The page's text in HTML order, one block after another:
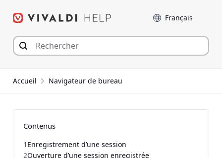
Langue
Accueil Navigateur de bureau
Contenus
1 Enregistrement d’une session
2Ouverture d’une session enregistrée